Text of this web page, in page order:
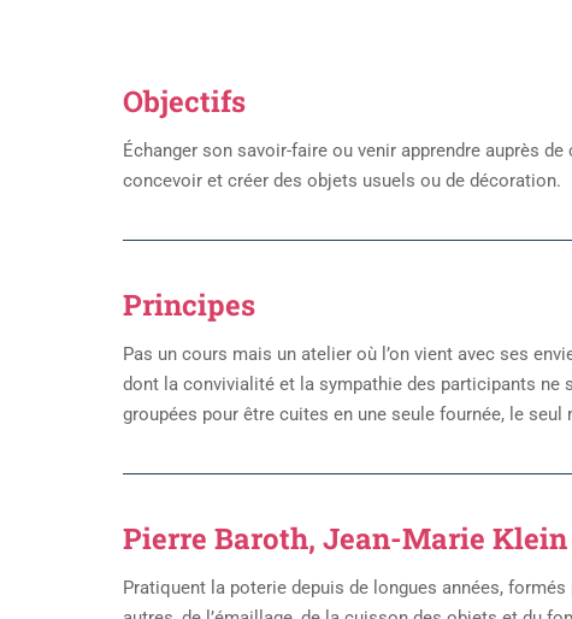
Objectifs
Échanger son savoir-faire ou venir apprendre auprès
concevoir et créer des objets usuels ou de décoration.
Principes
Pas un cours mais un atelier où l’on vient avec ses
dont la convivialité et la sympathie des participants
groupées pour être cuites en une seule fournée, le seul
Pierre Baroth, Jean-Marie
Pratiquent la poterie depuis de longues années,